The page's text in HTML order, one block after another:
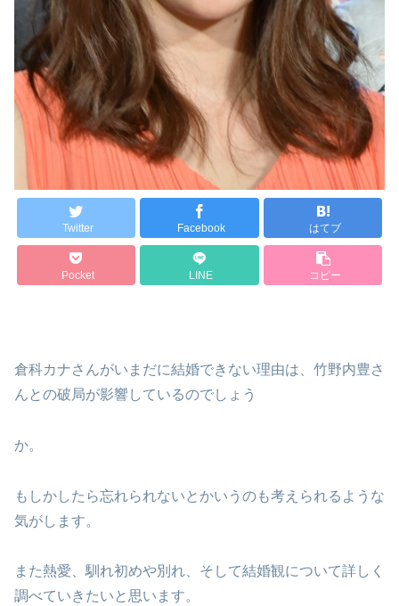
Twitter Facebook はてブ
Pocket LINE コピー
倉科カナさんがいまだに結婚できない理由は、竹野内豊さ
んとの破局が影響しているのでしょう
か。
もしかしたら忘れられないとかいうのも考えられるような
気がします。
また熱愛、馴れ初めや別れ、そして結婚観について詳しく
調べていきたいと思います。